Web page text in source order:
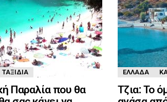
ΤΑΞΊΔΙΑ
Παραλία που θα
ΕΛΛΆΔΑ
Τζια: Το